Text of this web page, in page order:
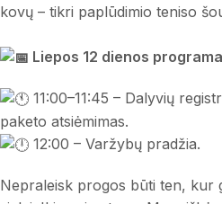
kovų – tikri paplūdimio teniso
Liepos 12 dienos
11:00–11:45 – Dalyvių
paketo atsiėmimas.
12:00 – Varžybų pradžia.
Nepraleisk progos būti ten, kur